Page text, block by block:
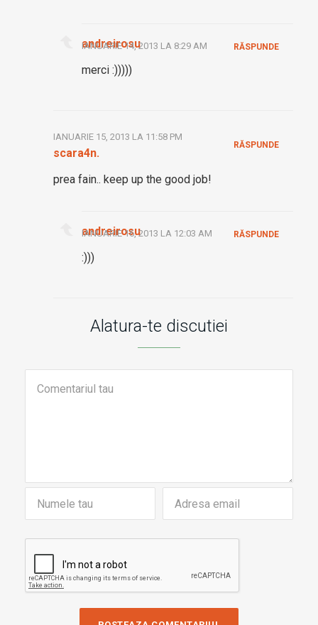
andreirosu
IANUARIE 14, 2013 LA 8:29 AM
merci :)))))
RĂSPUNDE
scara4n.
IANUARIE 15, 2013 LA 11:58 PM
prea fain.. keep up the good job!
RĂSPUNDE
andreirosu
IANUARIE 16, 2013 LA 12:03 AM
:)))
RĂSPUNDE
Alatura-te discutiei